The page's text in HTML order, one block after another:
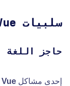
سلبيات Vue
حاجز اللغة
إحدى مشاكل Vue